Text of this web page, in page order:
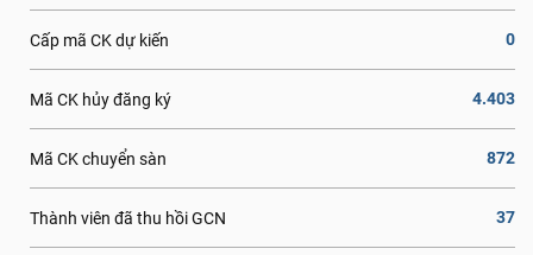
Cấp mã CK dự kiến 0
Mã CK hủy đăng ký 4.403
Mã CK chuyển sàn 872
Thành viên đã thu hồi GCN 37